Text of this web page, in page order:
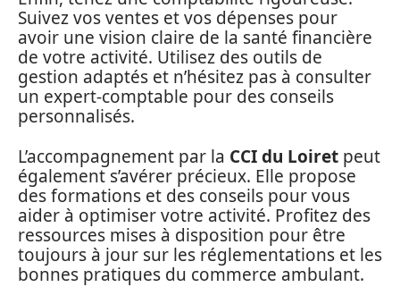
Suivez vos ventes et vos dépenses pour
avoir une vision claire de la santé financière
de votre activité. Utilisez des outils de
gestion adaptés et n’hésitez pas à consulter
un expert-comptable pour des conseils
personnalisés.
L’accompagnement par la CCI du Loiret peut
également s’avérer précieux. Elle propose
des formations et des conseils pour vous
aider à optimiser votre activité. Profitez des
ressources mises à disposition pour être
toujours à jour sur les réglementations et les
bonnes pratiques du commerce ambulant.